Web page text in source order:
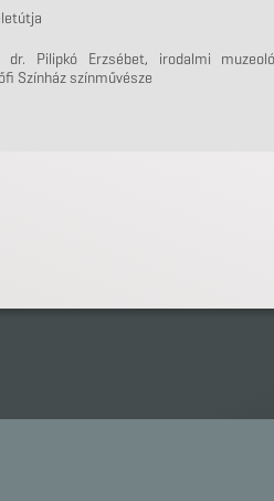
dr. Pilipkó Erzsébet, irodalmi
Színház színművésze